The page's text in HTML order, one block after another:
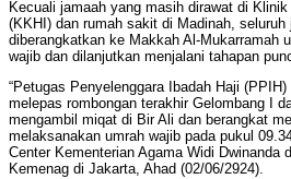
Kecuali jamaah yang masih dirawat di
(KKHI) dan rumah sakit di Madinah,
diberangkatkan ke Makkah Al-Mukarramah
wajib dan dilanjutkan menjalani tahapan
“Petugas Penyelenggara Ibadah Haji
melepas rombongan terakhir Gelombang I
mengambil miqat di Bir Ali dan berangkat
melaksanakan umrah wajib pada pukul
Center Kementerian Agama Widi Dwinanda
Kemenag di Jakarta, Ahad (02/06/2924).